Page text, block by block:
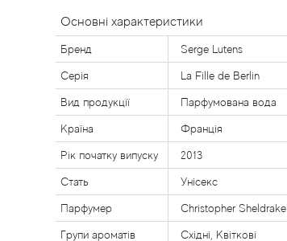
Основні характеристики
Бренд Serge Lutens
Серія La Fille de Berlin
Вид продукції Парфумована вода
Країна Франція
Рік початку випуску 2013
Стать Унісекс
Парфумер Christopher Sheldrake
Групи ароматів Східні, Квіткові